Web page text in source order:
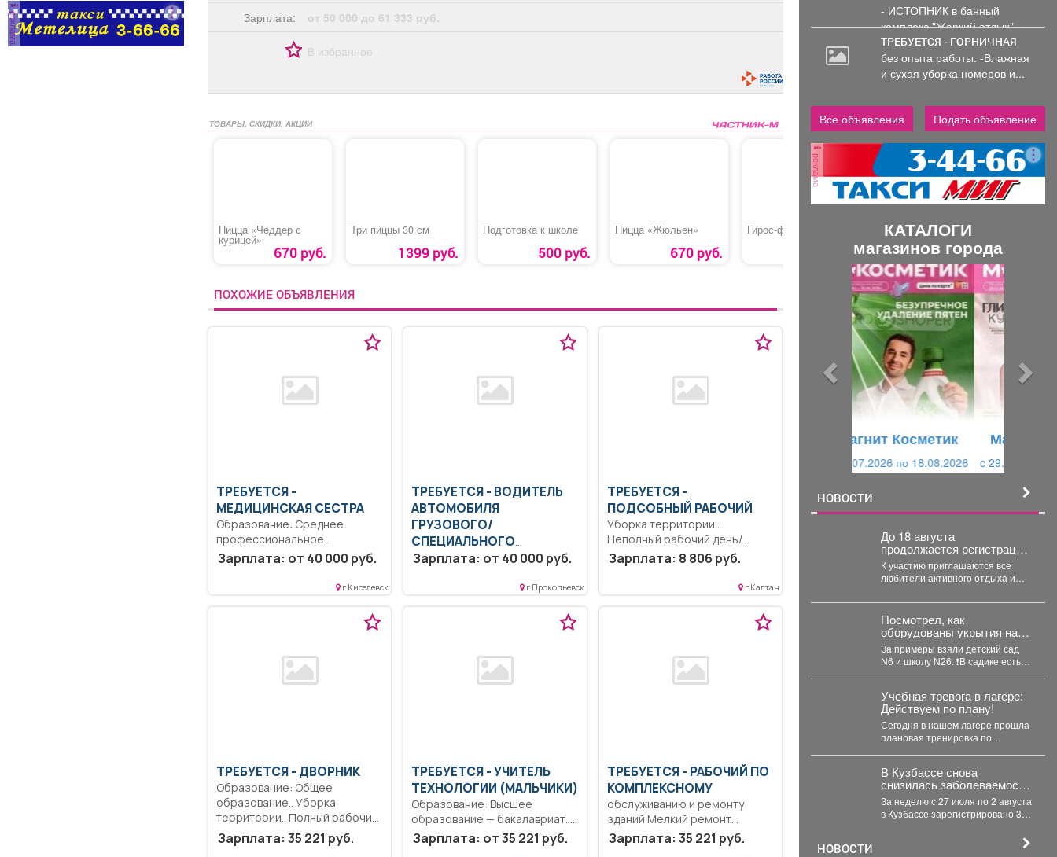
реклама
Зарплата:
от 50 000 до 61 333 руб.
В избранное
ТОВАРЫ, СКИДКИ, АКЦИИ
Пицца «Чеддер с
курицей»
670 руб.
Три пиццы 30 см
1399 руб.
Подготовка к школе
500 руб.
Пицца «Жюльен»
670 руб.
Гирос‑фри
239 руб.
Переподготовка
специалистов АТП
«Специалист,
обеспечение
безопасности
дорожного движения»
14000 руб.
ПОХОЖИЕ ОБЪЯВЛЕНИЯ
ТРЕБУЕТСЯ -
МЕДИЦИНСКАЯ СЕСТРА
Образование: Среднее
профессиональное.
Коммуникабельность.
Ответственность.
Дисциплинированность..
Выполнение должностных
Зарплата: от 40 000 руб.
г Киселевск
ТРЕБУЕТСЯ - ВОДИТЕЛЬ
АВТОМОБИЛЯ
ГРУЗОВОГО/
СПЕЦИАЛЬНОГО
Управление специальным
Зарплата: от 40 000 руб.
г Прокопьевск
ТРЕБУЕТСЯ -
ПОДСОБНЫЙ РАБОЧИЙ
Уборка территории..
Неполный рабочий день/
неполная рабочая неделя..
Зарплата: 8 806 руб.
г Калтан
ТРЕБУЕТСЯ - ДВОРНИК
Образование: Общее
образование.. Уборка
территории.. Полный рабочий
день..
Зарплата: 35 221 руб.
ТРЕБУЕТСЯ - УЧИТЕЛЬ
ТЕХНОЛОГИИ (МАЛЬЧИКИ)
Образование: Высшее
образование — бакалавриат..
Формирование
общекультурных компетенций
Зарплата: от 35 221 руб.
ТРЕБУЕТСЯ - РАБОЧИЙ ПО
КОМПЛЕКСНОМУ
обслуживанию и ремонту
зданий Мелкий ремонт
мебели, инвентаря, дверей,
сантехники.....
Зарплата: 35 221 руб.
- ИСТОПНИК в банный
комплекс "Жаркий отдых"
Администрирование и тех....
ТРЕБУЕТСЯ - ГОРНИЧНАЯ
без опыта работы. -Влажная
и сухая уборка номеров и...
Все объявления Подать объявление
реклама
КАТАЛОГИ
магазинов города
Магнит Косметик
c 29.07.2026 по 25.08.2026
НОВОСТИ
До 18 августа
продолжается регистрация
на «Югус-таг».
К участию приглашаются все
любители активного отдыха и
участников доступно
размещение в...
Посмотрел, как
оборудованы укрытия на
случай ЧС в зданиях
Управления образованием
с различной конструкцией:
имеющих подвалы и
предусматривающие
только техподполье.
За примеры взяли детский сад
N6 и школу N26. ❗️В садике есть
Учебная тревога в лагере:
Действуем по плану!
Сегодня в нашем лагере прошла
плановая тренировка по
но,...
В Кузбассе снова
снизилась заболеваемость
ОРВИ
За неделю с 27 июля по 2 августа
в Кузбассе зарегистрировано 3,9
НОВОСТИ